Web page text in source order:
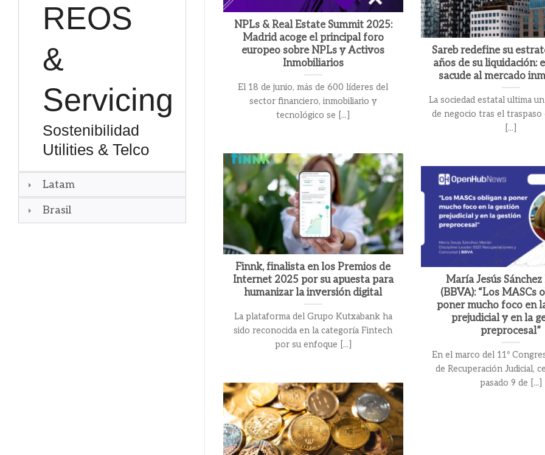
REOS
&
Servicing
Sostenibilidad
Utilities & Telco
Latam
Brasil
NPLs & Real Estate Summit 2025:
Madrid acoge el principal foro
europeo sobre NPLs y Activos
Inmobiliarios
El 18 de junio, más de 600 líderes del
sector financiero, inmobiliario y
tecnológico se [...]
Sareb redefine su
años de su liquidación:
sacude al mercado
La sociedad estatal ultima
de negocio tras el traspaso
[...]
Finnk, finalista en los Premios de
Internet 2025 por su apuesta para
humanizar la inversión digital
La plataforma del Grupo Kutxabank ha
sido reconocida en la categoría Fintech
por su enfoque [...]
María Jesús
(BBVA): “Los MASCs
poner mucho foco en
prejudicial y en la
preprocesal”
En el marco del 11º
de Recuperación Judicial,
pasado 9 de [...]